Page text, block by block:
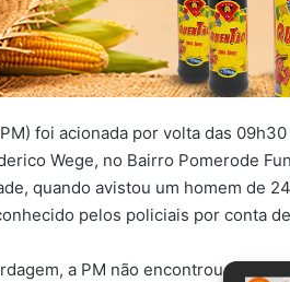
foi acionada por volta das
Wege, no Bairro Pomerode
quando avistou um homem de
pelos policiais por conta
a PM não encontrou nada